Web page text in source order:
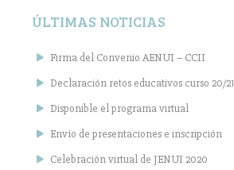
ÚLTIMAS NOTICIAS
Firma del Convenio AENUI – CCII
Declaración retos educativos curso 20/21
Disponible el programa virtual
Envío de presentaciones e inscripción
Celebración virtual de JENUI 2020